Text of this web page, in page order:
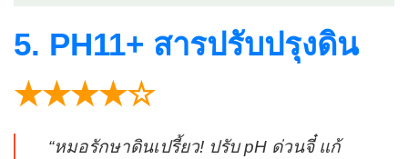
5. PH11+ สารปรับปรุงดิน
★★★★☆
“หมอรักษาดินเปรี้ยว! ปรับ pH ด่วนจี๋ แก้